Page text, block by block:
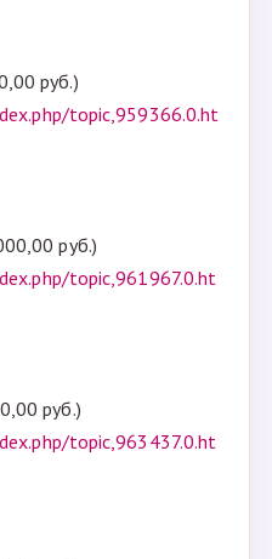
руб.)
topic,959366.0.ht
руб.)
topic,961967.0.ht
руб.)
topic,963437.0.ht